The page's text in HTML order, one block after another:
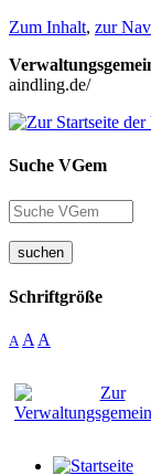
Zum Inhalt, zur
aindling.de/
Suche VGem
suchen
Schriftgröße
A A A